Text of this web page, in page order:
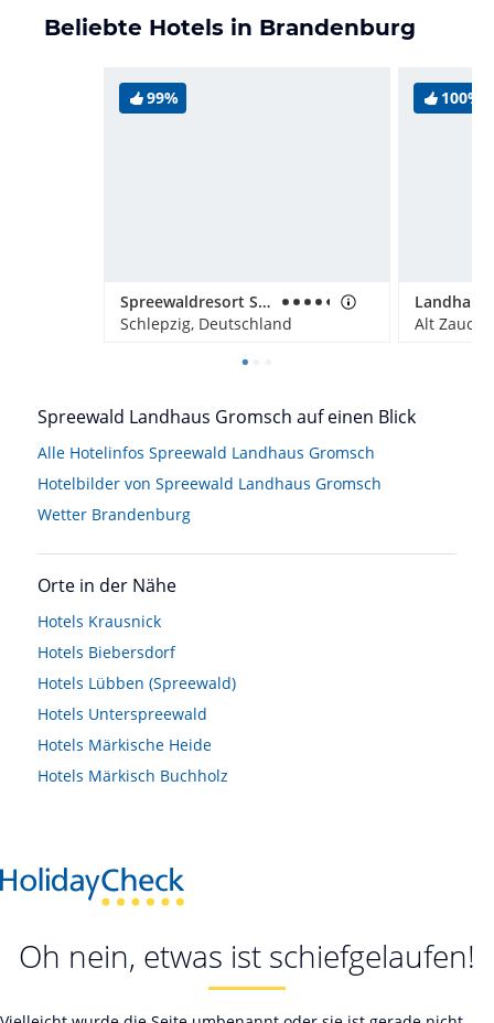
Beliebte Hotels in Brandenburg
99%
Spreewaldresort Seinerzeit
Schlepzig, Deutschland
100%
Landhaus
Alt
Spreewald Landhaus Gromsch auf einen Blick
Alle Hotelinfos Spreewald Landhaus Gromsch
Hotelbilder von Spreewald Landhaus Gromsch
Wetter Brandenburg
Orte in der Nähe
Hotels Krausnick
Hotels Biebersdorf
Hotels Lübben (Spreewald)
Hotels Unterspreewald
Hotels Märkische Heide
Hotels Märkisch Buchholz
Oh nein, etwas ist schiefgelaufen!